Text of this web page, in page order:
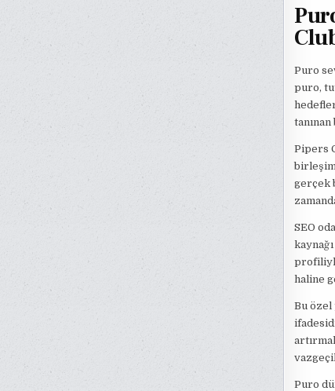
Puro
puro,
Pipers
gerçek
SEO
haline
Bu özel
Puro